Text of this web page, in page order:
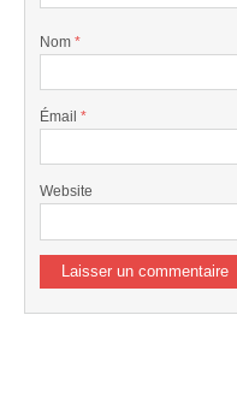
Nom *
Émail *
Website